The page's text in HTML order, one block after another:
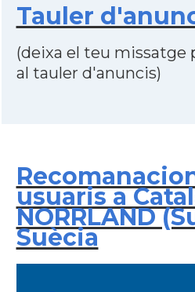
Tauler
(deixa el teu missatge
al tauler d'anuncis)
usuaris a
NORRLAND
Suècia